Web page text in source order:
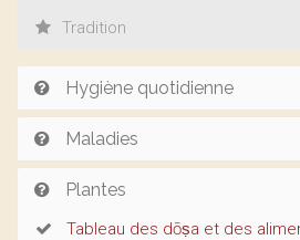
Tradition
Hygiène quotidienne
Maladies
Plantes
Tableau des dōṣa et des